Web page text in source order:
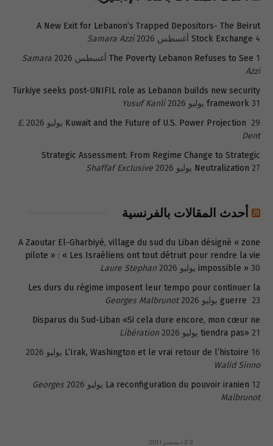
A New Exit for Lebanon’s Trapped Depositors- The Beirut
Stock Exchange 4 أغسطس 2026
Samara Azzi
The Poverty Lebanon Refuses to See 1 أغسطس 2026
Samara
Azzi
Türkiye seeks post-UNIFIL role as Lebanon builds new security
framework 31 يوليو 2026
Yusuf Kanli
Kuwait and the Future of U.S. Power Projection 29 يوليو 2026
E.
Dent
Strategic Assessment: From Regime Change to Strategic
Neutralization 27 يوليو 2026 Shaffaf Exclusive
أحدث المقالات بالفرنسية
A Zaoutar El-Gharbiyé, village du sud du Liban désigné « zone
pilote » : « Les Israéliens ont tout détruit pour rendre la vie
impossible » 30 يوليو 2026
Laure Stephan
Les durs du régime imposent leur tempo pour continuer la
guerre 23 يوليو 2026
Georges Malbrunot
Disparus du Sud-Liban «Si cela dure encore, mon cœur ne
tiendra pas» 21 يوليو 2026
Libération
L’Irak, Washington et le vrai retour de l’histoire 16 يوليو 2026
Walid Sinno
La reconfiguration du pouvoir iranien 12 يوليو 2026
Georges
Malbrunot
23 ديسمبر 2011